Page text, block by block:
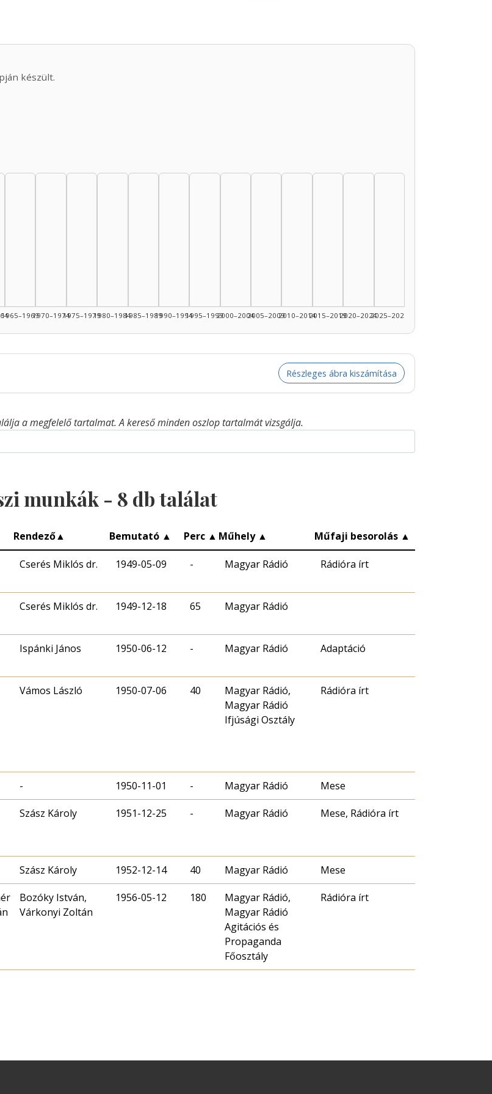
készült.
1965–19691970–19741975–19791980–19841985–19891990–19941995–19992000–20042005–20092010–20142015–20192020–20242025–2026
Részleges ábra kiszámítása
a megfelelő tartalmat. A kereső minden oszlop tartalmát vizsgálja.
munkák - 8 db találat
Rendező▲ Bemutató ▲ Perc ▲ Műhely ▲ Műfaji besorolás ▲
Cserés Miklós dr. 1949-05-09 - Magyar Rádió Rádióra írt
Cserés Miklós dr. 1949-12-18 65 Magyar Rádió
Ispánki János 1950-06-12 - Magyar Rádió Adaptáció
Vámos László 1950-07-06 40
Magyar Rádió,
Magyar Rádió
Ifjúsági Osztály
Rádióra írt
- 1950-11-01 - Magyar Rádió Mese
Szász Károly 1951-12-25 - Magyar Rádió Mese, Rádióra írt
Szász Károly 1952-12-14 40 Magyar Rádió Mese
Bozóky István,
Várkonyi Zoltán
1956-05-12 180
Magyar Rádió,
Magyar Rádió
Agitációs és
Propaganda
Főosztály
Rádióra írt